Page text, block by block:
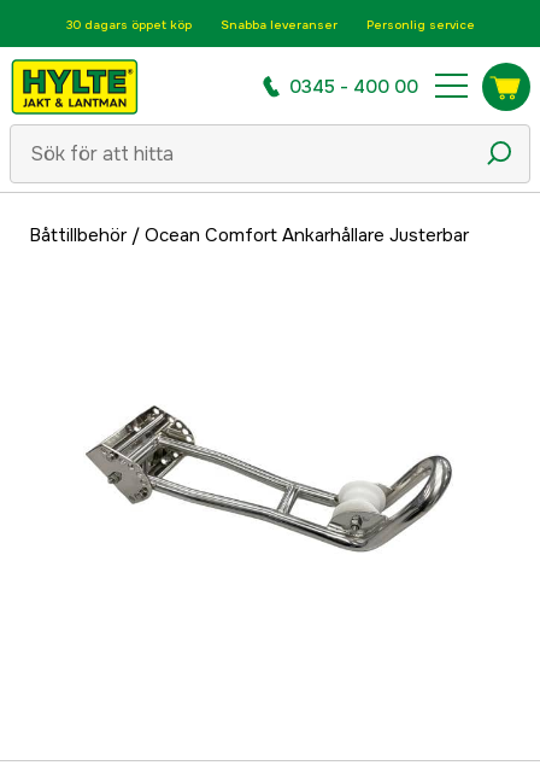
30 dagars öppet köp Snabba leveranser Personlig service
0345 - 400 00
Båttillbehör/ Ocean Comfort Ankarhållare Justerbar